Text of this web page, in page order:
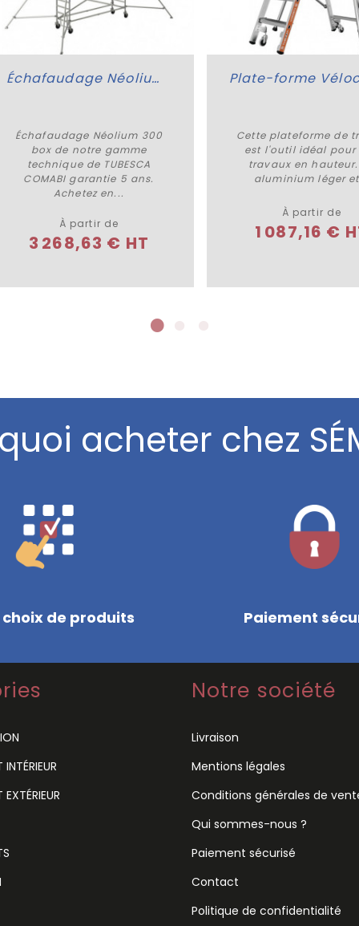
Plus de détails
Échafaudage Néolium 300 box
Échafaudage Néolium 300
box de notre gamme
technique de TUBESCA
COMABI garantie 5 ans.
Achetez en...
À partir de
3 268,63 € HT
Plus de détails
Cette plateforme de
est l'outil idéal pour
travaux en hauteur.
aluminium léger
À partir de
1 087,16 €
acheter chez
choix de produits Paiement
Notre société
Livraison
Mentions légales
Conditions générales de
Qui sommes-nous ?
Paiement sécurisé
Contact
Politique de confidentialité